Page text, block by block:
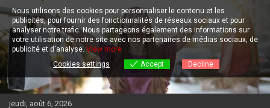
Aller
au
contenu
jeudi, août 6, 2026
Nous utilisons des cookies pour personnaliser le contenu et les
publicités, pour fournir des fonctionnalités de réseaux sociaux et pour
analyser notre trafic.Nous partageons également des informations sur
votre utilisation de notre site avec nos partenaires de médias sociaux, de
publicité et d'analyse. View more
Cookies settings
Accept Decline